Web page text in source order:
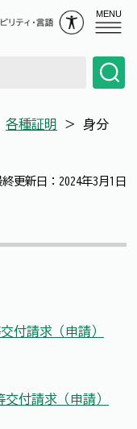
MENU
各種証明 ＞ 身分
終更新日：2024年3月1日
付請求（申請）
付請求（申請）